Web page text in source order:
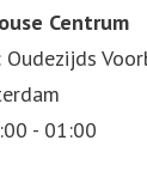
Centrum
Oudezijds
- 01:00